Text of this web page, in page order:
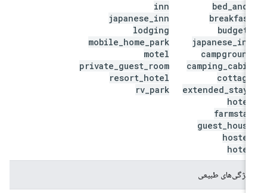
bed_
breakfast
budget
japanese
campground
camping_cabin
cottage
extended_stay
hotel
farmstay
guest_house
hostel
hotel
inn
japanese_inn
lodging
mobile_home_park
motel
private_guest_room
resort_hotel
rv_park
ویژگی‌های طبیعی